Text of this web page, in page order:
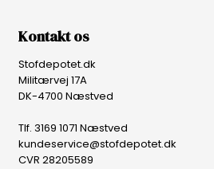
Kontakt os
Stofdepotet.dk
Militærvej 17A
DK-4700 Næstved
Tlf. 3169 1071 Næstved
kundeservice@stofdepotet.dk
CVR 28205589